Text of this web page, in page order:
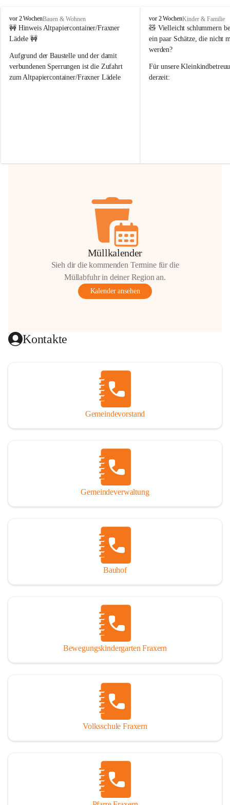
F
r
a
e
r
n
vor 2 WochenBauen & Wohnen
🚧 Hinweis Altpapiercontainer/Fraxner
Lädele 🚧
Aufgrund der Baustelle und der damit
verbundenen Sperrungen ist die Zufahrt
zum Altpapiercontainer/Fraxner Lädele
Hilfsbereitschaft!
F
r
a
x
r
n
vor 2 WochenKinder & Familie
🧸 Vielleicht schlummern
ein paar Schätze, die nicht
werden?
Für unsere
derzeit:
Müllkalender
Sieh dir die kommenden Termine für die
Müllabfuhr in deiner Region an.
Kalender ansehen
Kontakte
Gemeindevorstand
Gemeindeverwaltung
Bauhof
Bewegungskindergarten Fraxern
Volksschule Fraxern